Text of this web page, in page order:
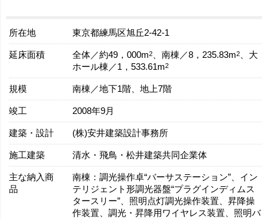
所在地 東京都練馬区旭丘2-42-1
延床面積 全体／約49，000m2、南棟／8，235.83m2、大
ホール棟／1，533.61m2
規模 南棟／地下1階、地上7階
竣工 2008年9月
建築・設計 (株)安井建築設計事務所
施工建築 清水・飛鳥・松井建築共同企業体
主な納入商
品
南棟：調光操作卓“バーサステーション”、イン
テリジェント形調光器盤“プラグインディムス
タースリー”、照明点灯調光操作装置、昇降操
作装置、調光・昇降用ワイヤレス装置、照明バ